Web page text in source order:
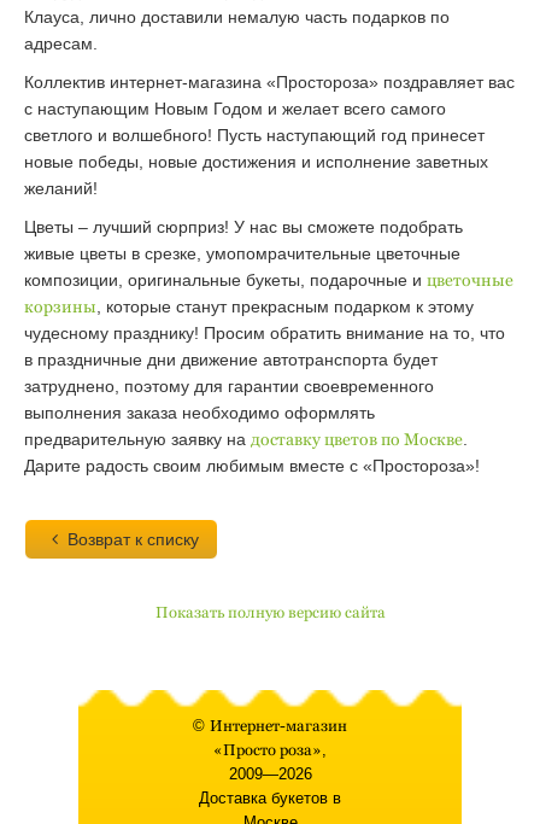
Клауса, лично доставили немалую часть подарков по
адресам.
Коллектив интернет-магазина «Простороза» поздравляет вас
с наступающим Новым Годом и желает всего самого
светлого и волшебного! Пусть наступающий год принесет
новые победы, новые достижения и исполнение заветных
желаний!
Цветы – лучший сюрприз! У нас вы сможете подобрать
живые цветы в срезке, умопомрачительные цветочные
композиции, оригинальные букеты, подарочные и цветочные
корзины , которые станут прекрасным подарком к этому
чудесному празднику! Просим обратить внимание на то, что
в праздничные дни движение автотранспорта будет
затруднено, поэтому для гарантии своевременного
выполнения заказа необходимо оформлять
предварительную заявку на доставку цветов по Москве
Дарите радость своим любимым вместе с «Простороза»!
Возврат к списку
Показать полную версию сайта
© Интернет-магазин
«Просто роза»,
2009—2026
Доставка букетов в